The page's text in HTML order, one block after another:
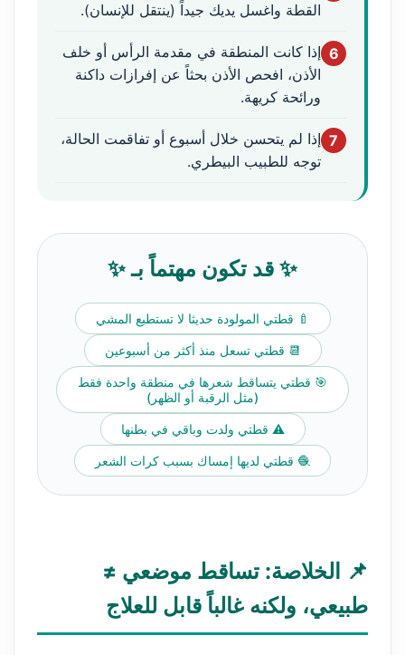
القطة واغسل يديك جيداً (ينتقل للإنسان).
6 إذا كانت المنطقة في مقدمة الرأس أو خلف
الأذن، افحص الأذن بحثاً عن إفرازات داكنة
ورائحة كريهة.
7 إذا لم يتحسن خلال أسبوع أو تفاقمت الحالة،
توجه للطبيب البيطري.
✨ قد تكون مهتماً بـ ✨
🍼 قطتي المولودة حديثا لا تستطيع المشي
📆 قطتي تسعل منذ أكثر من أسبوعين
🎯 قطتي يتساقط شعرها في منطقة واحدة فقط
(مثل الرقبة أو الظهر)
⚠️ قطتي ولدت وباقي في بطنها
🧶 قطتي لديها إمساك بسبب كرات الشعر
📌 الخلاصة: تساقط موضعي ≠
طبيعي، ولكنه غالباً قابل للعلاج